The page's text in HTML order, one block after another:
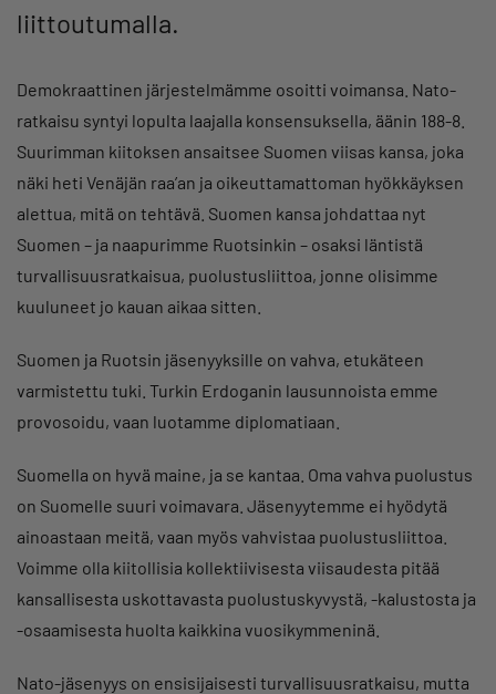
liittoutumalla.
Demokraattinen järjestelmämme osoitti voimansa. Nato-
ratkaisu syntyi lopulta laajalla konsensuksella, äänin 188-8.
Suurimman kiitoksen ansaitsee Suomen viisas kansa, joka
näki heti Venäjän raa’an ja oikeuttamattoman hyökkäyksen
alettua, mitä on tehtävä. Suomen kansa johdattaa nyt
Suomen – ja naapurimme Ruotsinkin – osaksi läntistä
turvallisuusratkaisua, puolustusliittoa, jonne olisimme
kuuluneet jo kauan aikaa sitten.
Suomen ja Ruotsin jäsenyyksille on vahva, etukäteen
varmistettu tuki. Turkin Erdoganin lausunnoista emme
provosoidu, vaan luotamme diplomatiaan.
Suomella on hyvä maine, ja se kantaa. Oma vahva puolustus
on Suomelle suuri voimavara. Jäsenyytemme ei hyödytä
ainoastaan meitä, vaan myös vahvistaa puolustusliittoa.
Voimme olla kiitollisia kollektiivisesta viisaudesta pitää
kansallisesta uskottavasta puolustuskyvystä, -kalustosta ja
-osaamisesta huolta kaikkina vuosikymmeninä.
Nato-jäsenyys on ensisijaisesti turvallisuusratkaisu, mutta